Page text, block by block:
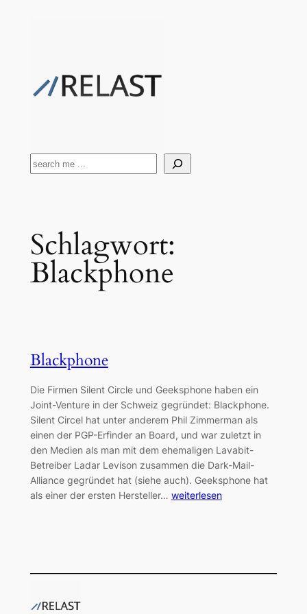
Suchen
Schlagwort:
Blackphone
Blackphone
Die Firmen Silent Circle und Geeksphone haben ein
Joint-Venture in der Schweiz gegründet: Blackphone.
Silent Circel hat unter anderem Phil Zimmerman als
einen der PGP-Erfinder an Board, und war zuletzt in
den Medien als man mit dem ehemaligen Lavabit-
Betreiber Ladar Levison zusammen die Dark-Mail-
Alliance gegründet hat (siehe auch). Geeksphone hat
als einer der ersten Hersteller… weiterlesen